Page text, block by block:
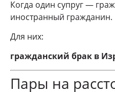
Когда один супруг —
иностранный гражданин.
Для них:
гражданский брак в
Пары на